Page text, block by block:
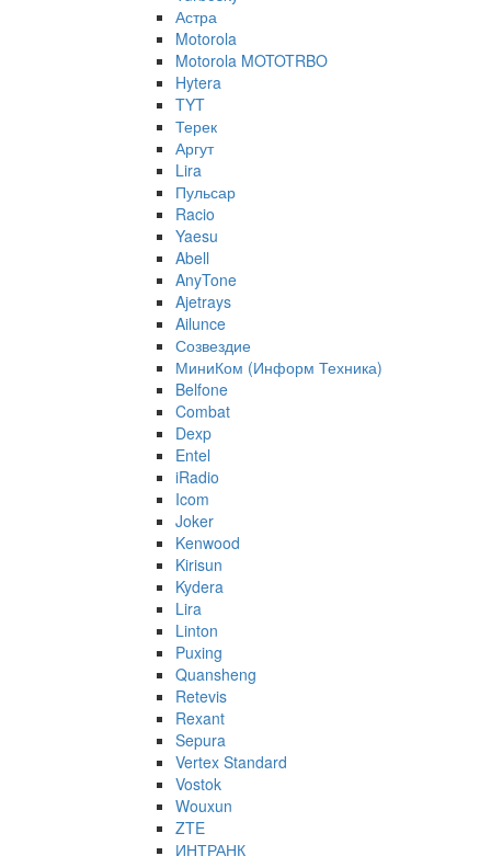
Астра
Motorola
Motorola MOTOTRBO
Hytera
TYT
Терек
Аргут
Lira
Пульсар
Racio
Yaesu
Abell
AnyTone
Ajetrays
Ailunce
Созвездие
МиниКом (Информ Техника)
Belfone
Combat
Dexp
Entel
iRadio
Icom
Joker
Kenwood
Kirisun
Kydera
Lira
Linton
Puxing
Quansheng
Retevis
Rexant
Sepura
Vertex Standard
Vostok
Wouxun
ZTE
ИНТРАНК